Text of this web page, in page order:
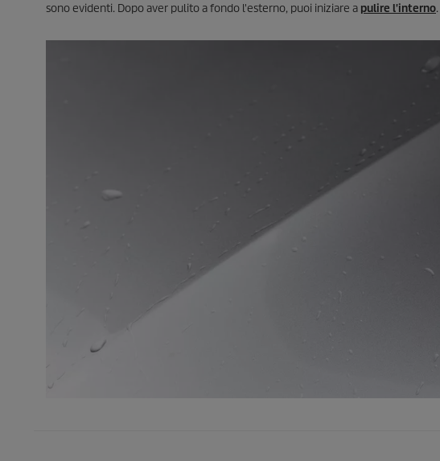
sono evidenti. Dopo aver pulito a fondo l'esterno, puoi iniziare a pulire l'interno.